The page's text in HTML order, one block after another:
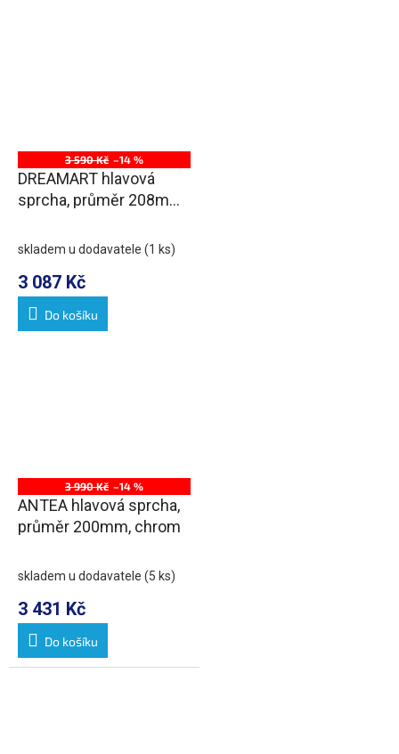
3 590 Kč –14 %
DREAMART hlavová
sprcha, průměr 208mm,
skladem u dodavatele (1 ks)
3 087 Kč
Do košíku
3 990 Kč –14 %
ANTEA hlavová sprcha,
průměr 200mm, chrom
skladem u dodavatele (5 ks)
3 431 Kč
Do košíku